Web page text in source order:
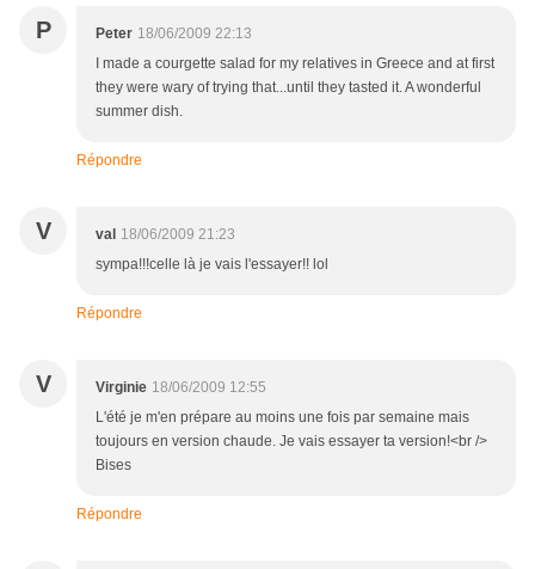
P Peter 18/06/2009 22:13
I made a courgette salad for my relatives in Greece and at first
they were wary of trying that...until they tasted it. A wonderful
summer dish.
Répondre
V val 18/06/2009 21:23
sympa!!!celle là je vais l'essayer!! lol
Répondre
V Virginie 18/06/2009 12:55
L'été je m'en prépare au moins une fois par semaine mais
toujours en version chaude. Je vais essayer ta version!<br />
Bises
Répondre